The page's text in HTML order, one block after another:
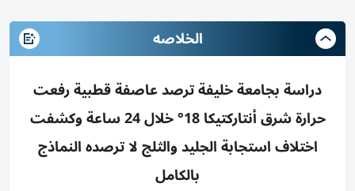
الخلاصه
دراسة بجامعة خليفة ترصد عاصفة قطبية رفعت
حرارة شرق أنتاركتيكا 18° خلال 24 ساعة وكشفت
اختلاف استجابة الجليد والثلج لا ترصده النماذج
بالكامل